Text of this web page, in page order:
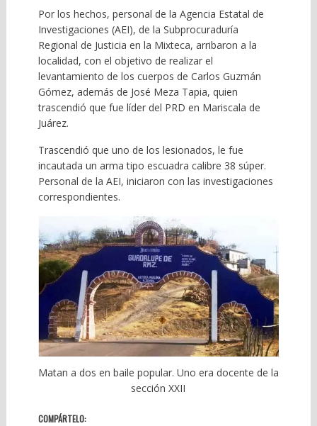
Por los hechos, personal de la Agencia Estatal de
Investigaciones (AEI), de la Subprocuraduría
Regional de Justicia en la Mixteca, arribaron a la
localidad, con el objetivo de realizar el
levantamiento de los cuerpos de Carlos Guzmán
Gómez, además de José Meza Tapia, quien
trascendió que fue líder del PRD en Mariscala de
Juárez.
Trascendió que uno de los lesionados, le fue
incautada un arma tipo escuadra calibre 38 súper.
Personal de la AEI, iniciaron con las investigaciones
correspondientes.
Matan a dos en baile popular. Uno era docente de la
sección XXII
COMPÁRTELO: